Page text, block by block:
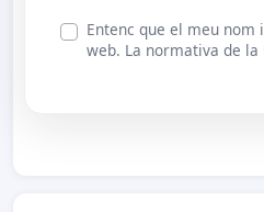
Entenc que el meu nom
web. La normativa de